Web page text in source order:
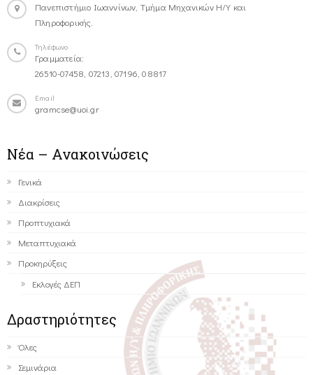
Πανεπιστήμιο Ιωαννίνων, Τμήμα Μηχανικών Η/Υ και
Πληροφορικής.
Τηλέφωνο
Γραμματεία:
26510-07458, 07213, 07196, 08817
Email
gramcse@uoi.gr
Νέα – Ανακοινώσεις
Γενικά
Διακρίσεις
Προπτυχιακά
Μεταπτυχιακά
Προκηρύξεις
Εκλογές ΔΕΠ
Δραστηριότητες
Όλες
Σεμινάρια